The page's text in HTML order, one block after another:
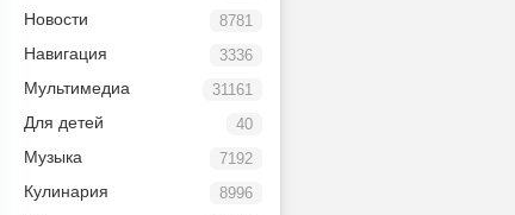
8781
Новости
3336
Навигация
31161
Мультимедиа
40
Для детей
7192
Музыка
8996
Кулинария